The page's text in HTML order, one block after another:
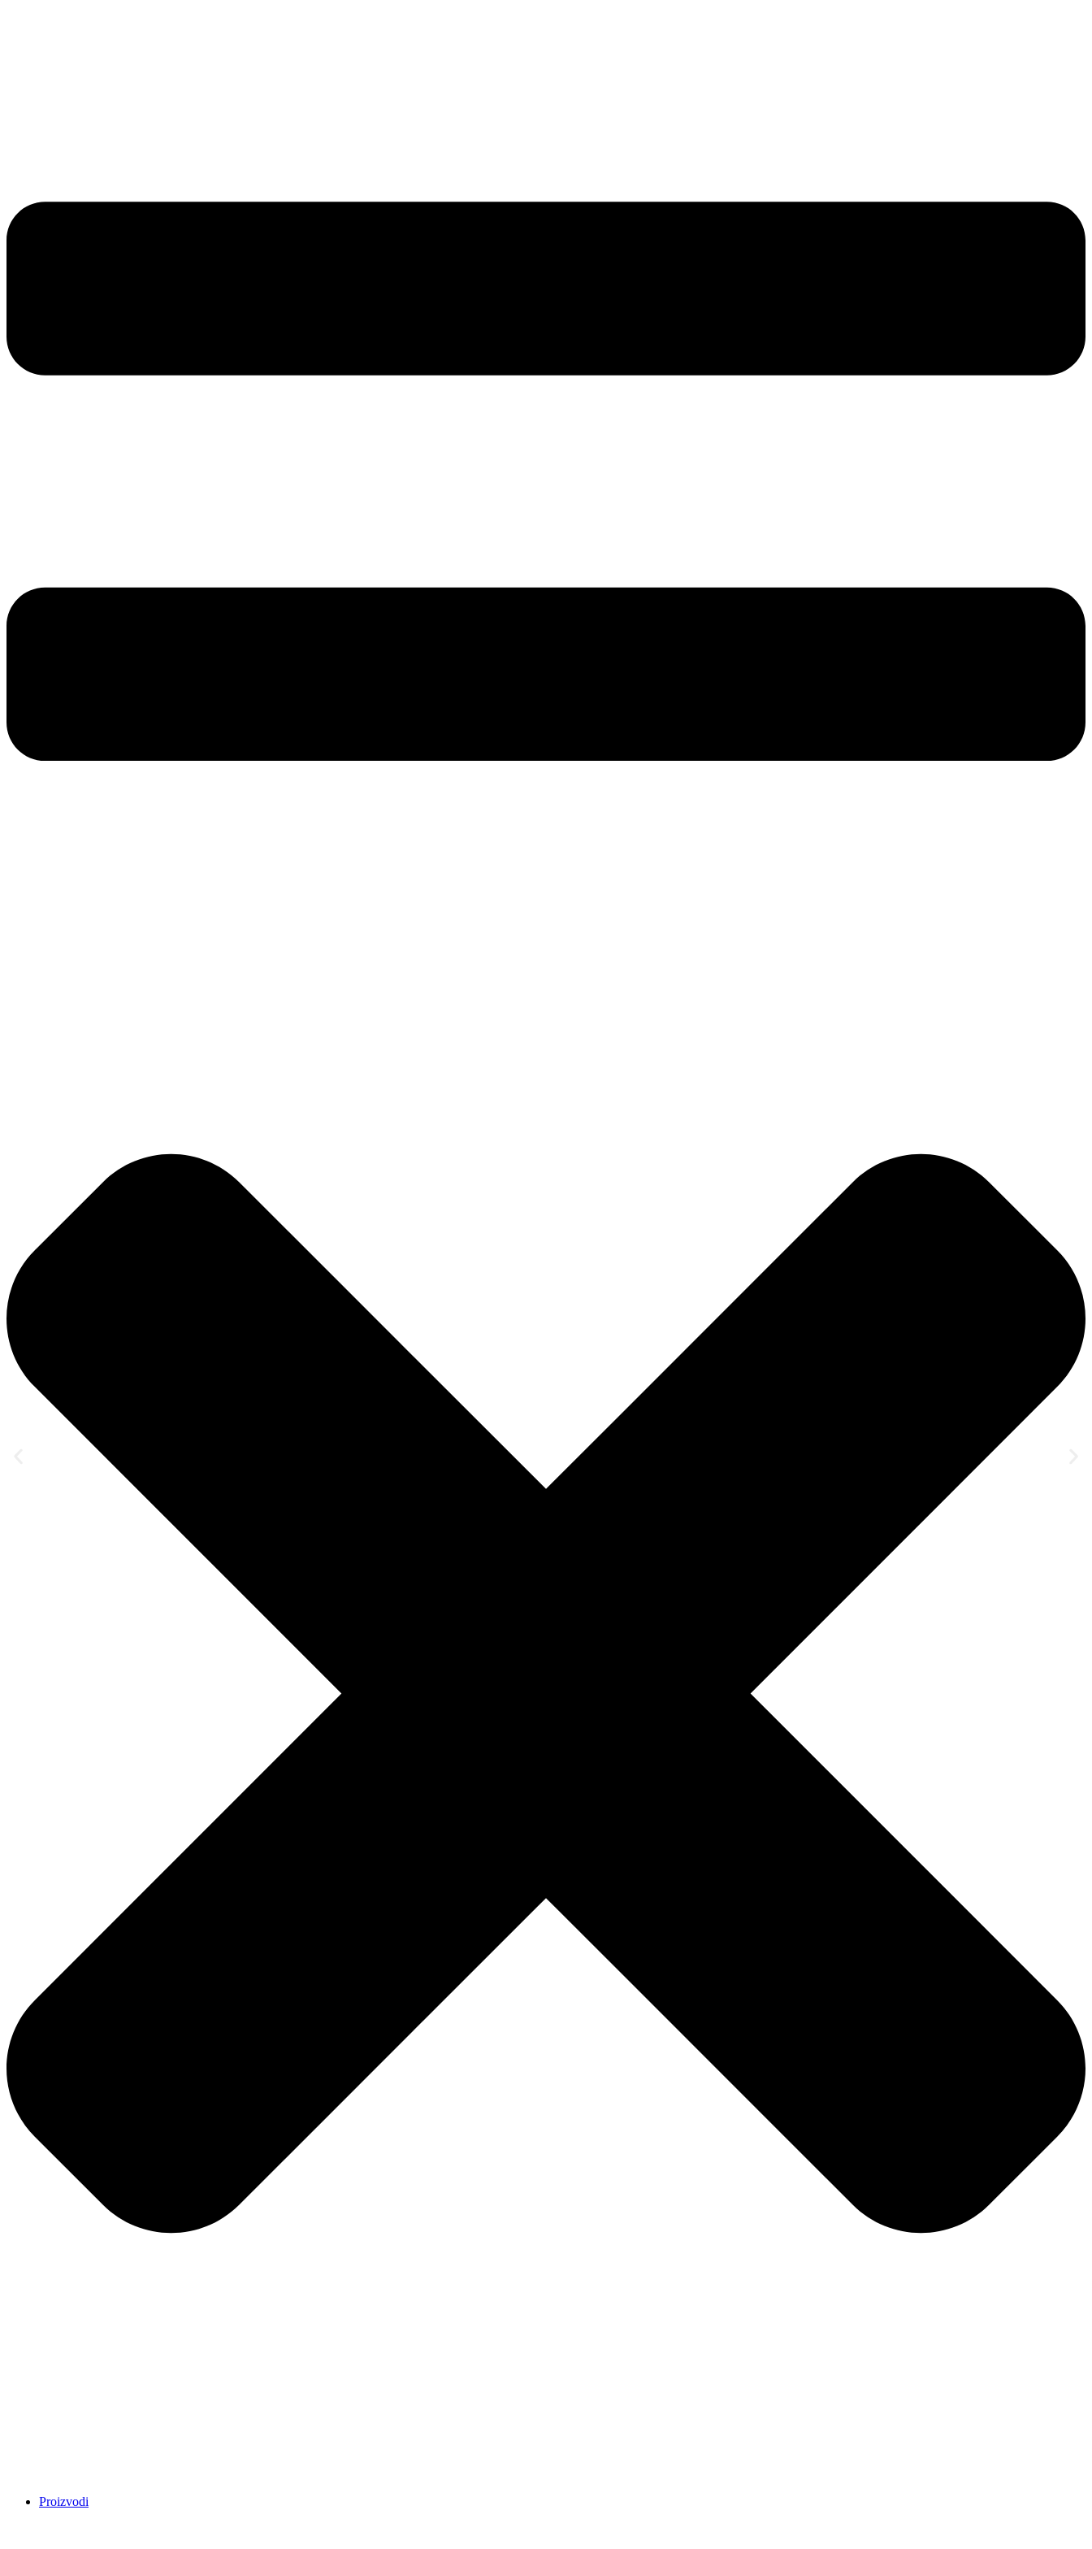
Proizvodi